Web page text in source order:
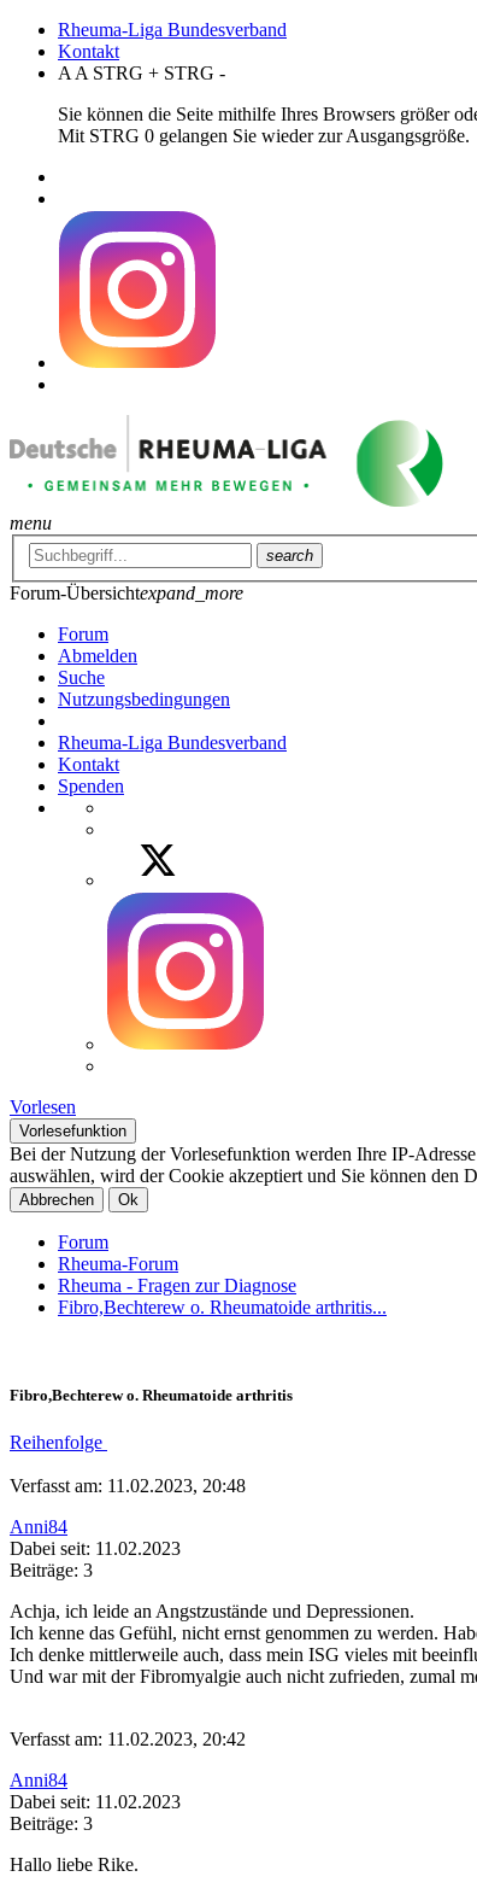
Rheuma-Liga Bundesverband
Kontakt
A A STRG + STRG -
Sie können die Seite mithilfe Ihres Browsers größer
Mit STRG 0 gelangen Sie wieder zur Ausgangsgröße.
menu
search
Forum-Übersichtexpand_more
Forum
Abmelden
Suche
Nutzungsbedingungen
Rheuma-Liga Bundesverband
Kontakt
Spenden
Vorlesen
Vorlesefunktion
Bei der Nutzung der Vorlesefunktion werden Ihre IP-
auswählen, wird der Cookie akzeptiert und Sie können den
Abbrechen Ok
Forum
Rheuma-Forum
Rheuma - Fragen zur Diagnose
Fibro,Bechterew o. Rheumatoide arthritis...
Fibro,Bechterew o. Rheumatoide arthritis
Reihenfolge
Verfasst am: 11.02.2023, 20:48
Anni84
Dabei seit: 11.02.2023
Beiträge: 3
Achja, ich leide an Angstzustände und Depressionen.
Ich kenne das Gefühl, nicht ernst genommen zu werden.
Ich denke mittlerweile auch, dass mein ISG vieles mit
Und war mit der Fibromyalgie auch nicht zufrieden, zumal
Verfasst am: 11.02.2023, 20:42
Anni84
Dabei seit: 11.02.2023
Beiträge: 3
Hallo liebe Rike.